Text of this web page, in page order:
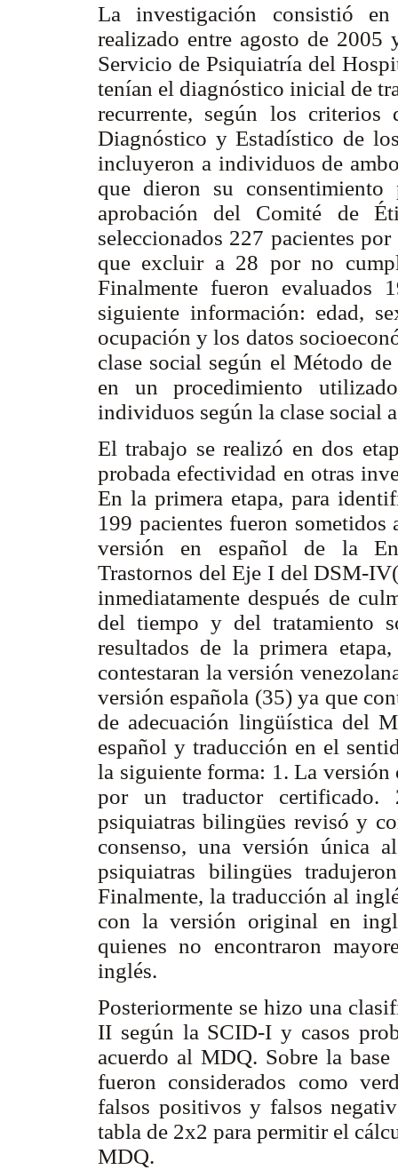
La investigación consistió
realizado entre agosto de 2005
Servicio de Psiquiatría del
tenían el diagnóstico inicial de
recurrente, según los
Diagnóstico y Estadístico de
incluyeron a individuos de
que dieron su
aprobación del Comité de
seleccionados 227 pacientes
que excluir a 28 por no
Finalmente fueron evaluados
siguiente información: edad,
ocupación y los datos
clase social según el Método
en un procedimiento
individuos según la clase social
El trabajo se realizó en dos
probada efectividad en otras
En la primera etapa, para
199 pacientes fueron
versión en español de la
Trastornos del Eje I del DSM-
inmediatamente después de
del tiempo y del tratamiento
resultados de la primera
contestaran la versión
versión española (35) ya que
de adecuación lingüística del
español y traducción en el
la siguiente forma: 1. La
por un traductor
psiquiatras bilingües revisó y
consenso, una versión única
psiquiatras bilingües
Finalmente, la traducción al
con la versión original en
quienes no encontraron
inglés.
Posteriormente se hizo una
II según la SCID-I y casos
acuerdo al MDQ. Sobre la
fueron considerados como
falsos positivos y falsos
tabla de 2x2 para permitir el
MDQ.